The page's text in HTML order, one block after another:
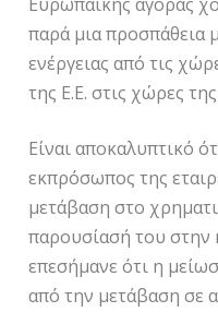
Ευρωπαϊκής αγοράς
παρά μια προσπάθεια
ενέργειας από τις
της Ε.Ε. στις χώρες
Είναι αποκαλυπτικό
εκπρόσωπος της
μετάβαση στο
παρουσίασή του στην
επεσήμανε ότι η
από την μετάβαση σε